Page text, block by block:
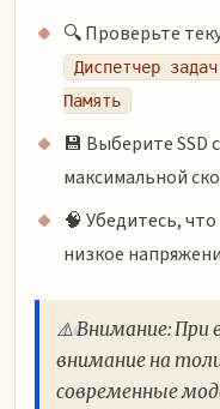
🔍 Проверьте
Диспетчер
Память
💾 Выберите SSD
максимальной
🧠 Убедитесь,
низкое
⚠️ Внимание: При
внимание на
современные